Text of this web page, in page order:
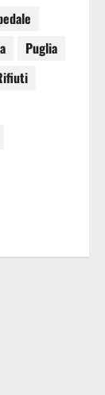
Puglia